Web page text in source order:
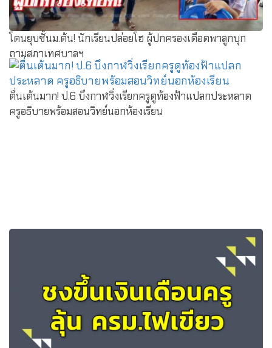
โดนยุบชั้นม.ต้น! นักเรียนปล่อยโฮ ผู้ปกครองเดือดพาลูกบุก
ถามสภาเทศบาลฯ
ตื่นเต้นมาก! ป.6 บึงกาฬวิ่งเรียกครูดูท้องฟ้าแปลกประหลาด
ครูอธิบายพร้อมสอนวิทย์นอกห้องเรียน